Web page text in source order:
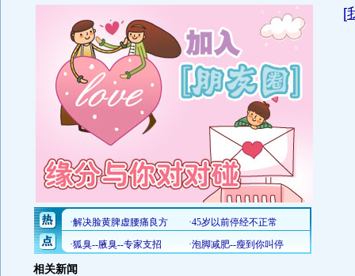
[
相关新闻